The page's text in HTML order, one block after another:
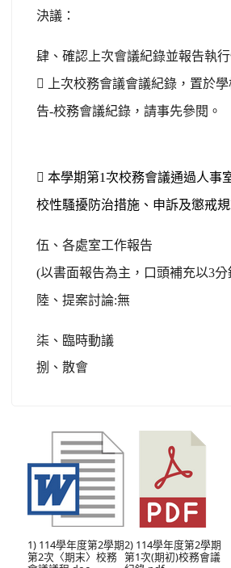
決議：
肆、確認上次會議紀錄並報告執行
 上次校務會議會議紀錄，置於
告-校務會議紀錄，請事先參閱。
 本學期第1次校務會議通過人事
校性騷擾防治措施、申訴及懲戒規
伍、各處室工作報告
(以書面報告為主，口頭補充以3
陸、提案討論:無
柒、臨時動議
捌、散會
1) 114學年度第2學期
第2次〈期末〉校務
2) 114學年度第2學期
第1次(期初)校務會議